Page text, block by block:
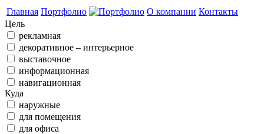
Главная Портфолио О компании Контакты
Цель
рекламная
декоративное – интерьерное
выставочное
информационная
навигационная
Куда
наружные
для помещения
для офиса